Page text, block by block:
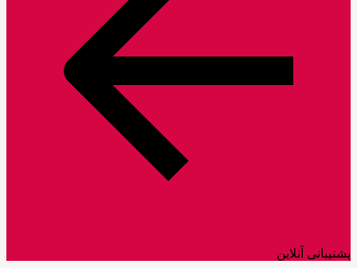
پشتیبانی آنلاین